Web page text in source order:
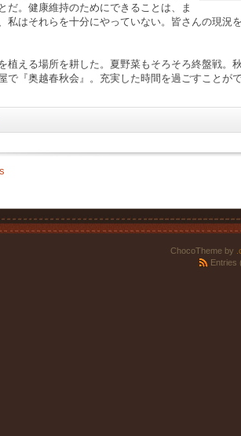
だ。健康維持のためにできることは、ま
私はそれらを十分にやっていない。皆さんの現況
植える場所を耕した。夏野菜もそろそろ終盤戦。
で『奥越春秋会』。充実した時間を過ごすことが
ChocoTheme by
Entries